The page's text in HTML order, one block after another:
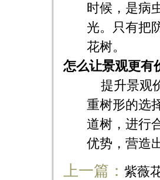
时候，是病
光。只有把
花树。
怎么让景观更有
提升景观
重树形的选
道树，进行
优势，营造
上一篇： 紫薇